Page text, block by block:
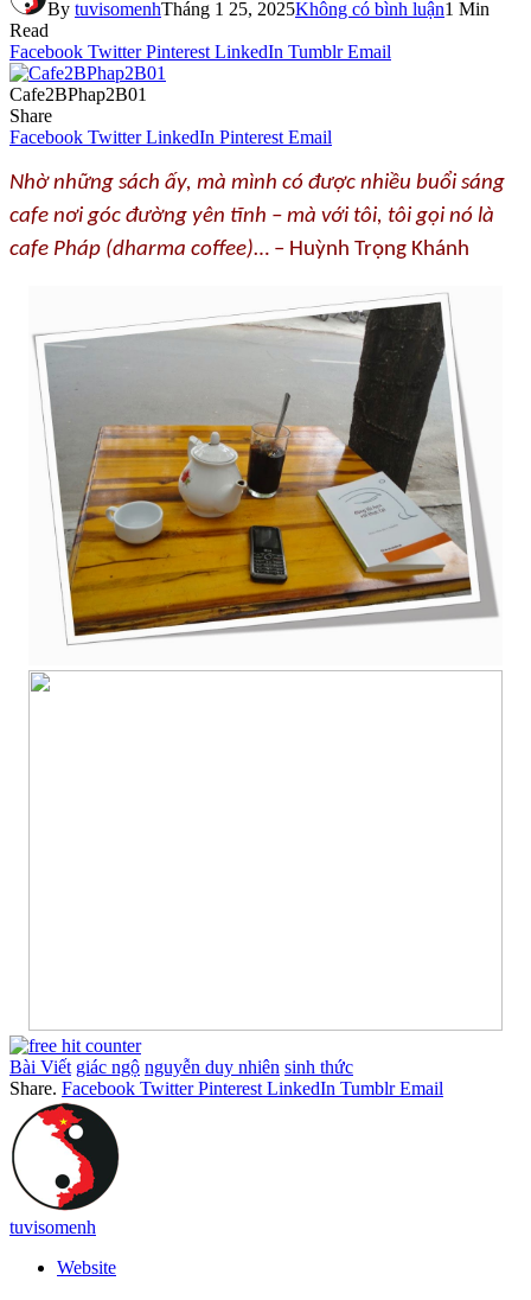
By tuvisomenhTháng 1 25, 2025Không có bình luận1 Min
Read
Facebook Twitter Pinterest LinkedIn Tumblr Email
Cafe2BPhap2B01
Share
Facebook Twitter LinkedIn Pinterest Email
Nhờ những sách ấy, mà mình có được nhiều buổi sáng
cafe nơi góc đường yên tĩnh – mà với tôi, tôi gọi nó là
cafe Pháp (dharma coffee)… – Huỳnh Trọng Khánh
Bài Viết giác ngộ nguyễn duy nhiên sinh thức
Share. Facebook Twitter Pinterest LinkedIn Tumblr Email
tuvisomenh
Website